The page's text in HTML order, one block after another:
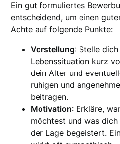
Ein gut formuliertes
entscheidend, um einen
Achte auf folgende Punkte:
Vorstellung: Stelle
Lebenssituation kurz
dein Alter und
ruhigen und
beitragen.
Motivation: Erkläre,
möchtest und was
der Lage begeistert.